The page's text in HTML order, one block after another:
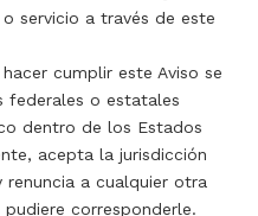
servicio a través de este
cumplir este Aviso se
federales o estatales
dentro de los Estados
acepta la jurisdicción
a cualquier otra
corresponderle.